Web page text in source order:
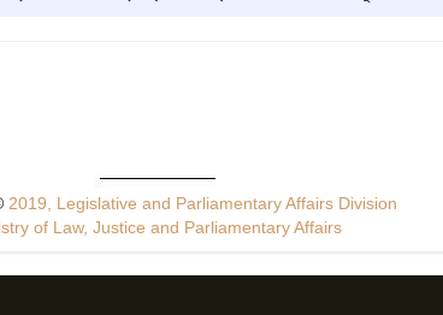
2019, Legislative and Parliamentary Affairs Division
of Law, Justice and Parliamentary Affairs